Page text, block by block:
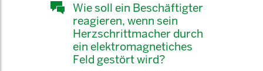
Wie soll ein Beschäftigter
reagieren, wenn sein
Herzschrittmacher durch
ein elektromagnetiches
Feld gestört wird?